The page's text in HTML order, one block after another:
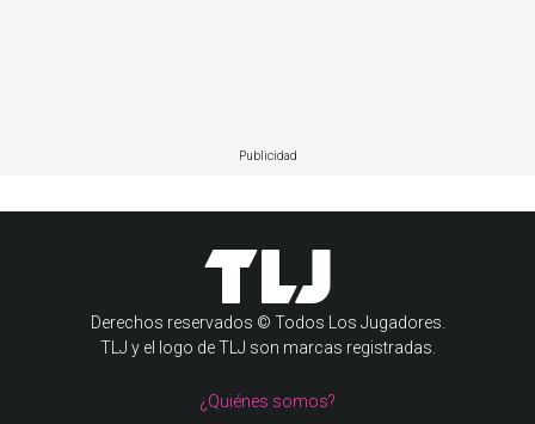
Publicidad
Derechos reservados © Todos Los Jugadores.
TLJ y el logo de TLJ son marcas registradas.
¿Quiénes somos?